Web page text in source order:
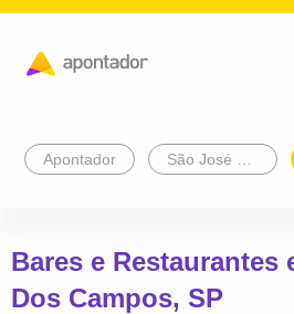
Apontador
Bares e Restaurantes
Dos Campos, SP